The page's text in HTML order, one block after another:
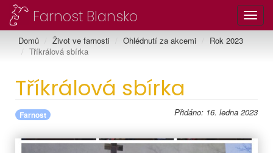
Farnost Blansko
Domů Život ve farnosti Ohlédnutí za akcemi
Rok 2023
Tříkrálová sbírka
Tříkrálová sbírka
Farnost Přidáno: 16. ledna 2023